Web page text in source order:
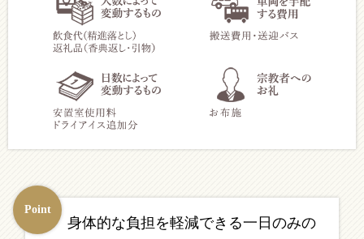
Point
身体的な負担を軽減できる一日のみの